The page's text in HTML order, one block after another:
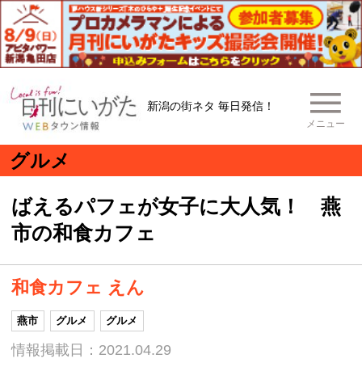
新潟の街ネタ 毎日発信！
メニュー
グルメ
ばえるパフェが女子に大人気！ 燕
市の和食カフェ
和食カフェ えん
燕市 グルメ グルメ
情報掲載日：2021.04.29